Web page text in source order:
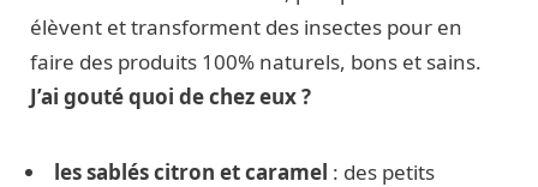
élèvent et transforment des insectes pour en
faire des produits 100% naturels, bons et sains.
J’ai gouté quoi de chez eux ?
les sablés citron et caramel : des petits